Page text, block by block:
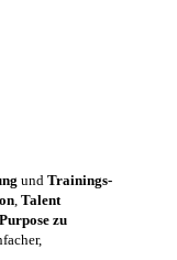
und Trainings-
, Talent
zu